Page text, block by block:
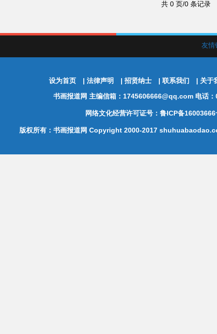
共 0 页/0 条记录
友
设为首页 | 法律声明 | 招贤纳士 | 联系我们 | 关于
书画报道网 主编信箱：1745606666@qq.com 电话
网络文化经营许可证号：鲁ICP备
版权所有：书画报道网 Copyright 2000-2017